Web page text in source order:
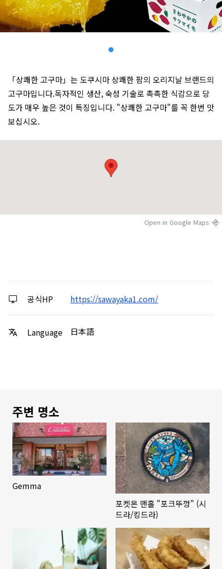
「상쾌한 고구마」는 도쿠시마 상쾌한 팜의 오리지날 브랜드의
고구마입니다.독자적인 생산, 숙성 기술로 촉촉한 식감으로 당
도가 매우 높은 것이 특징입니다. "상쾌한 고구마"를 꼭 한번 맛
보십시오.
Open in Google Maps
공식HP https://sawayaka1.com/
Language 日本語
주변 명소
Gemma
포켓몬 맨홀 "포크뚜껑" (시
드라/킹드라)